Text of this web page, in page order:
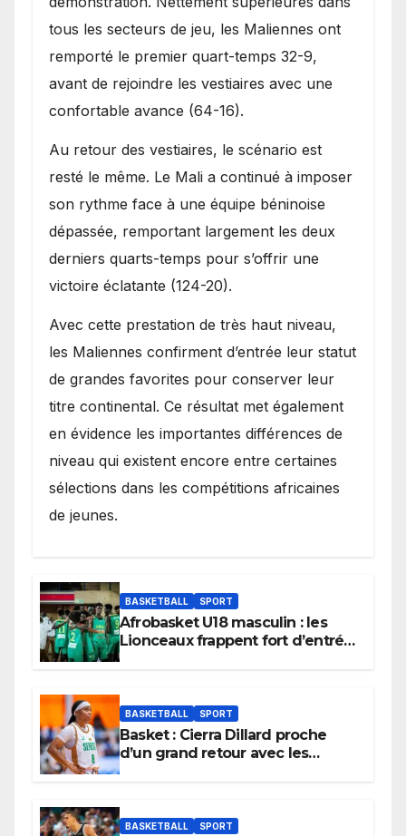
tous les secteurs de jeu, les Maliennes ont
remporté le premier quart-temps 32-9,
avant de rejoindre les vestiaires avec une
confortable avance (64-16).
Au retour des vestiaires, le scénario est
resté le même. Le Mali a continué à imposer
son rythme face à une équipe béninoise
dépassée, remportant largement les deux
derniers quarts-temps pour s’offrir une
victoire éclatante (124-20).
Avec cette prestation de très haut niveau,
les Maliennes confirment d’entrée leur statut
de grandes favorites pour conserver leur
titre continental. Ce résultat met également
en évidence les importantes différences de
niveau qui existent encore entre certaines
sélections dans les compétitions africaines
de jeunes.
BASKETBALL SPORT
Afrobasket U18 masculin : les
Lionceaux frappent fort d’entrée
BASKETBALL SPORT
Basket : Cierra Dillard proche
d’un grand retour avec les
BASKETBALL SPORT